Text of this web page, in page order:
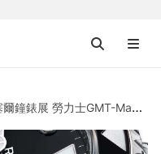
展 勞力士GMT-Master II 126710 BLNR